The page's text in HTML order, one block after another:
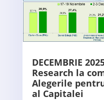
DECEMBRIE
Research la
Alegerile
al Capitalei